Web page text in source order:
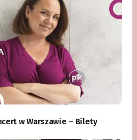
w Warszawie – Bilety